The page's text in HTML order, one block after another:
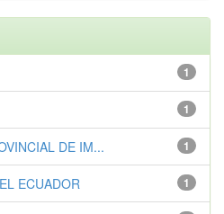
1
1
1
DE IM...
1
ECUADOR